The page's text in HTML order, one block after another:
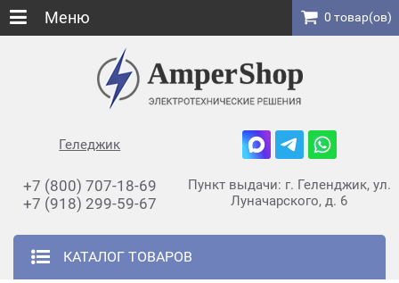
Геледжик
+7 (800) 707-18-69
+7 (918) 299-59-67
Пункт выдачи: г. Геленджик, ул.
Луначарского, д. 6
КАТАЛОГ ТОВАРОВ
Меню 0 товар(ов)